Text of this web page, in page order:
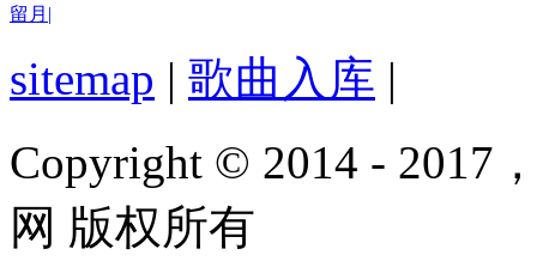
留月 |
sitemap | 歌曲入库 |
Copyright © 2014 - 2017
网 版权所有